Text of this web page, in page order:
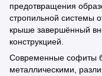
предотвращения
стропильной системы
крыше завершённый
конструкцией.
Современные софиты
металлическими,